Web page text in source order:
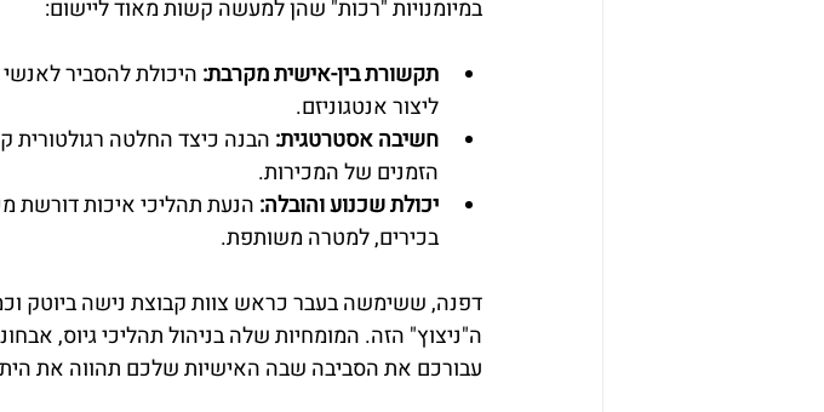
במיומנויות "רכות" שהן למעשה קשות מאוד ליישום:
תקשורת בין-אישית מקרבת: היכולת להסביר
ליצור אנטגוניזם.
חשיבה אסטרטגית: הבנה כיצד החלטה
הזמנים של המכירות.
יכולת שכנוע והובלה: הנעת תהליכי איכות דורשת
בכירים, למטרה משותפת.
דפנה, ששימשה בעבר כראש צוות קבוצת נישה ביוטק
עבורכם את הסביבה שבה האישיות שלכם תהווה את